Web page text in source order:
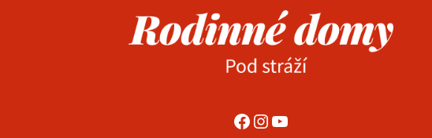
Facebook
Instagram
YouTube